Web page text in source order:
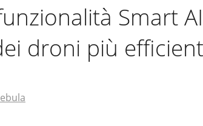
Smart
droni più